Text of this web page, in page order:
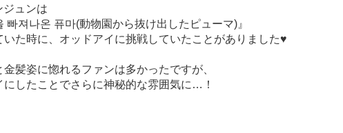
ジュンは
빠져나온 퓨마(動物園から抜け出したピューマ)』
いた時に、オッドアイに挑戦していたことがありました♥
髪姿に惚れるファンは多かったですが、
にしたことでさらに神秘的な雰囲気に…！